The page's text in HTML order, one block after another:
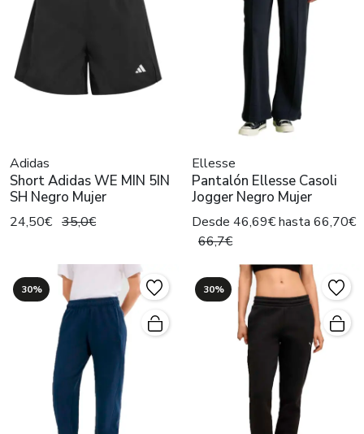
Adidas
Short Adidas WE MIN 5IN
SH Negro Mujer
24,50€ 35,0€
Ellesse
Pantalón Ellesse Casoli
Jogger Negro Mujer
Desde 46,69€ hasta 66,70€
66,7€
30% 30%